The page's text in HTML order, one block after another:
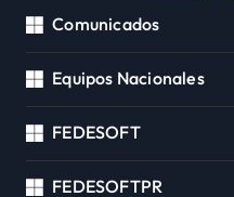
Comunicados
Equipos Nacionales
FEDESOFT
FEDESOFTPR